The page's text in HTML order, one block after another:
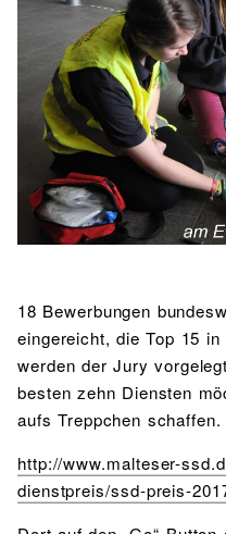
BIBLIOTHEK
Bibliothek
Lehrmittelfreiheit
MENSA & BISTRO
Mensa & Bistro
Food Scouts
FAQs
SPORT
Sport als Leistungsfach
Fachschaft
JtfO
18 Bewerbungen
eingereicht, die Top 15
werden der Jury
besten zehn Diensten
aufs Treppchen
http://www.malteser-
dienstpreis/ssd-preis-